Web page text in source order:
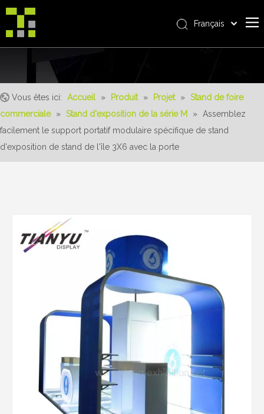
À propos de nous
Produit
Un service
Français
Vous êtes ici: Accueil » Produit » Projet » Stand de foire
commerciale
» Stand d'exposition de la série M » Assemblez
facilement le support portatif modulaire spécifique de stand
d'exposition de stand de l'île 3X6 avec la porte